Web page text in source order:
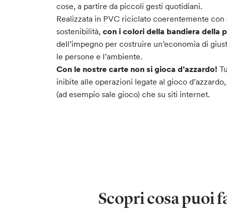
cose, a partire da piccoli gesti quotidiani.
Realizzata in PVC riciclato coerentemente
sostenibilità,con i colori della bandiera della
dell’impegno per costruire un’economia di
le persone e l’ambiente.
Con le nostre carte non si gioca d’azzardo!
inibite alle operazioni legate al gioco
(ad esempio sale gioco) che su siti internet.
Scopri cosa puoi